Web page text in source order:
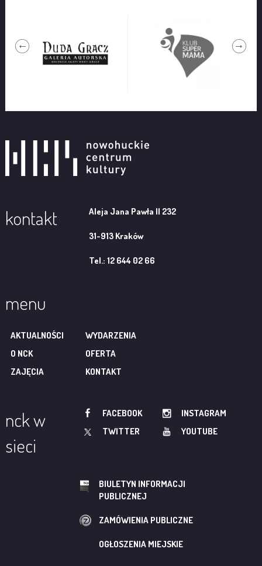
kontakt Aleja Jana Pawła II 232
31-913 Kraków
Tel.: 12 644 02 66
menu
AKTUALNOŚCI
WYDARZENIA
O NCK
OFERTA
ZAJĘCIA
KONTAKT
nck w
sieci
FACEBOOK
INSTAGRAM
TWITTER
YOUTUBE
BIULETYN INFORMACJI
PUBLICZNEJ
ZAMÓWIENIA PUBLICZNE
OGŁOSZENIA MIEJSKIE